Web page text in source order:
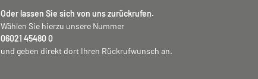
Oder lassen Sie sich von uns zurückrufen.
Wählen Sie hierzu unsere Nummer
06021 45480 0
und geben direkt dort Ihren Rückrufwunsch an.